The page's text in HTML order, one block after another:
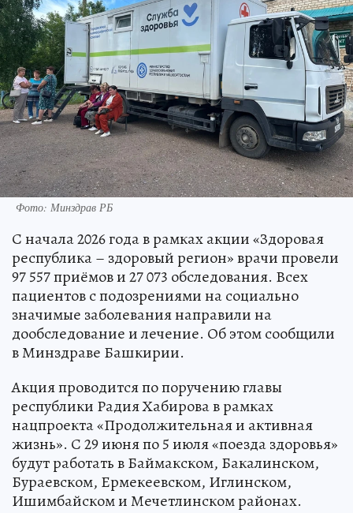
Фото: Минздрав РБ
С начала 2026 года в рамках акции «Здоровая
республика – здоровый регион» врачи провели
97 557 приёмов и 27 073 обследования. Всех
пациентов с подозрениями на социально
значимые заболевания направили на
дообследование и лечение. Об этом сообщили
в Минздраве Башкирии.
Акция проводится по поручению главы
республики Радия Хабирова в рамках
нацпроекта «Продолжительная и активная
жизнь». С 29 июня по 5 июля «поезда здоровья»
будут работать в Баймакском, Бакалинском,
Бураевском, Ермекеевском, Иглинском,
Ишимбайском и Мечетлинском районах.